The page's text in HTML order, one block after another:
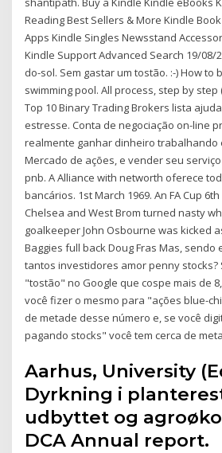
Reading Best Sellers & More Kindle
Apps Kindle Singles Newsstand
Kindle Support Advanced Search 19/08/
do-sol. Sem gastar um tostão. :-) How to
swimming pool. All process, step by step
Top 10 Binary Trading Brokers lista
estresse. Conta de negociação on-line
realmente ganhar dinheiro trabalhando
Mercado de ações, e vender seu
pnb. A Alliance with networth oferece
bancários. 1st March 1969. An FA Cup
Chelsea and West Brom turned nasty
goalkeeper John Osbourne was kicked
Baggies full back Doug Fras Mas, sendo
tantos investidores amor penny stocks?
"tostão" no Google que cospe mais de
você fizer o mesmo para "ações blue-
de metade desse número e, se você
pagando stocks" você tem cerca de
Aarhus, University
Dyrkning i
udbyttet og
DCA Annual report.